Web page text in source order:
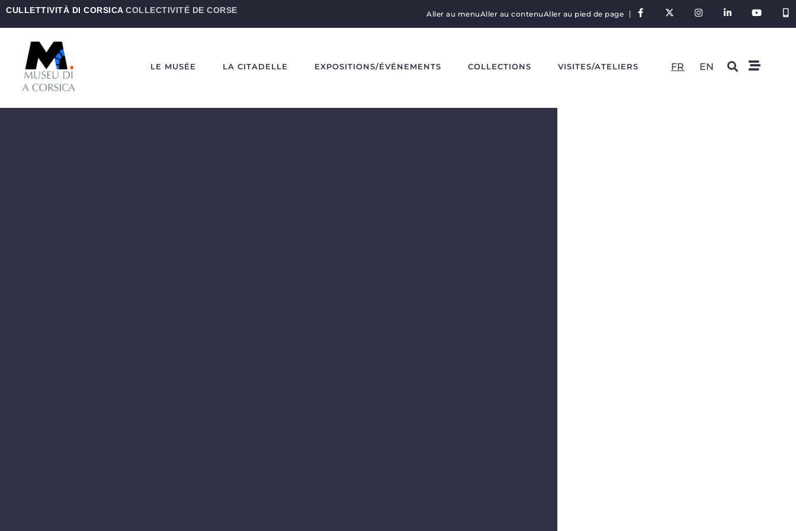
CULLETTIVITÀ DI CORSICA COLLECTIVITÉ DE CORSE Aller au menuAller au contenuAller au pied de page
LE MUSÉE LA CITADELLE EXPOSITIONS/ÉVÉNEMENTS COLLECTIONS VISITES/ATELIERS FR EN